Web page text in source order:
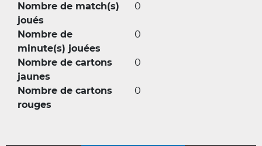
Nombre de match(s)
joués
0
Nombre de
minute(s) jouées
0
Nombre de cartons
jaunes
0
Nombre de cartons
rouges
0